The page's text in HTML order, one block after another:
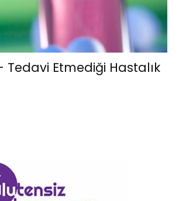
Tedavi Etmediği Hastalık